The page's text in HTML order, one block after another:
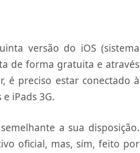
versão do iOS (sistema
de forma gratuita e através
é preciso estar conectado à
iPads 3G.
a sua disposição.
oficial, mas, sim, feito por